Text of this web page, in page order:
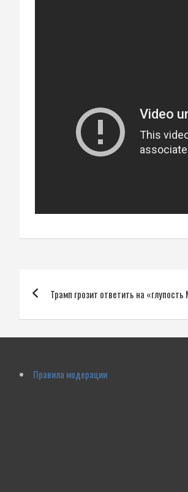
Навигация
по
записям
Трамп грозит ответить на
Правила модерации